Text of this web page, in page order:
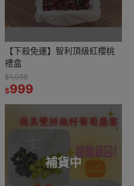
【下殺免運】智利頂級紅櫻桃
禮盒
$1,068
$999
補貨中